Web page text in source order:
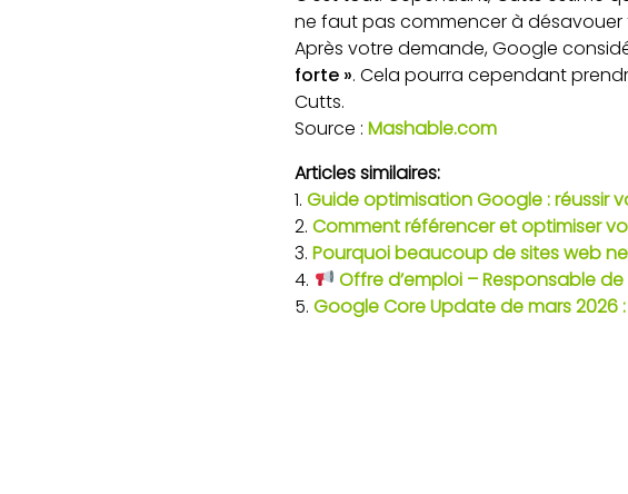
ne faut pas commencer à désavouer
Après votre demande, Google
forte ». Cela pourra cependant
Cutts.
Source :Mashable.com
Articles similaires:
Guide optimisation Google : réussir
Comment référencer et optimiser
Pourquoi beaucoup de sites web
Offre d’emploi – Responsable de
Google Core Update de mars 2026